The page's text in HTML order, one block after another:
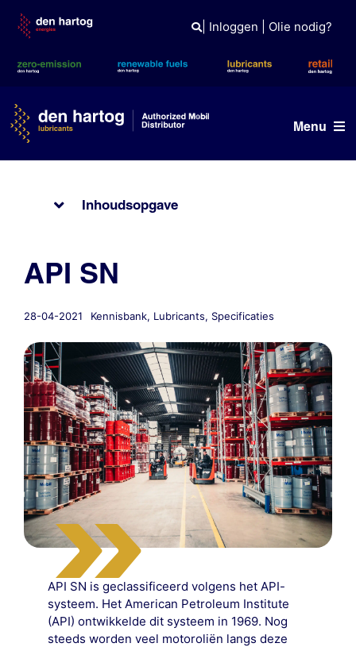
content
| Inloggen Olie nodig?
Menu
Producten
Kennisbank
Inhoudsopgave
API SN
28-04-2021 Kennisbank, Lubricants, Specificaties
API SN is geclassificeerd volgens het API-
systeem. Het American Petroleum Institute
(API) ontwikkelde dit systeem in 1969. Nog
steeds worden veel motoroliën langs deze